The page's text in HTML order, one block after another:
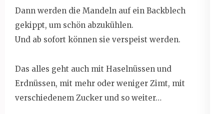
Dann werden die Mandeln auf ein Backblech
gekippt, um schön abzukühlen.
Und ab sofort können sie verspeist werden.
Das alles geht auch mit Haselnüssen und
Erdnüssen, mit mehr oder weniger Zimt, mit
verschiedenem Zucker und so weiter…